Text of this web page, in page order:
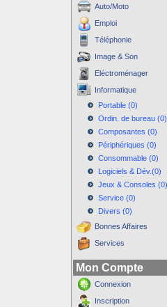
Auto/Moto
Emploi
Téléphonie
Image & Son
Eléctroménager
Informatique
Portable (0)
Ordin. de bureau (0)
Composantes (0)
Périphériques (0)
Consommable (0)
Logiciels & Dév.(0)
Jeux & Consoles (0)
Service (0)
Divers (0)
Bonnes Affaires
Services
Mon Compte
Connexion
Inscription